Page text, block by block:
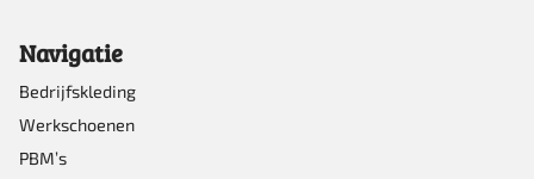
worden
op
de
productpagina
Navigatie
Bedrijfskleding
Werkschoenen
PBM’s